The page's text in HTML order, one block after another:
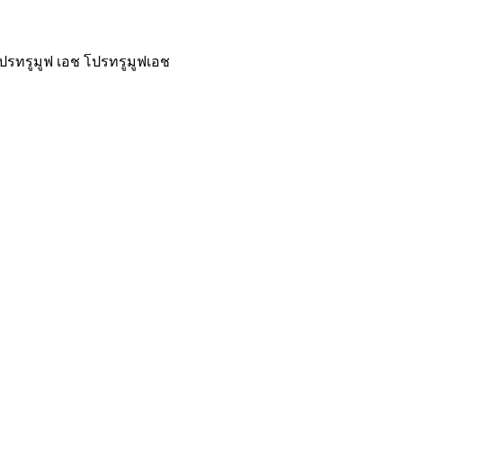
ปรทรูมูฟ เอช โปรทรูมูฟเอช